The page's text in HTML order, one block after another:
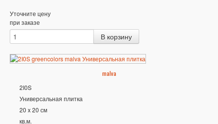
Уточните цену
при заказе
malva
2I0S
Универсальная плитка
20 x 20 см
кв.м.